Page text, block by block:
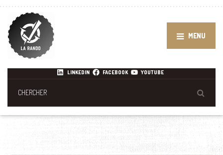
MENU
LINKEDIN FACEBOOK YOUTUBE